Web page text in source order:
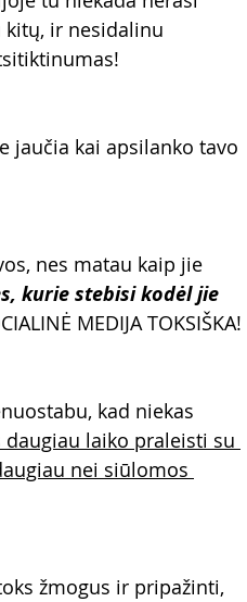
kitų, ir nesidalinu
jaučia kai apsilanko tavo
nes matau kaip jie
kurie stebisi kodėl jie
MEDIJA TOKSIŠKA!
kad niekas
daugiau laiko praleisti su
nei siūlomos
žmogus ir pripažinti,